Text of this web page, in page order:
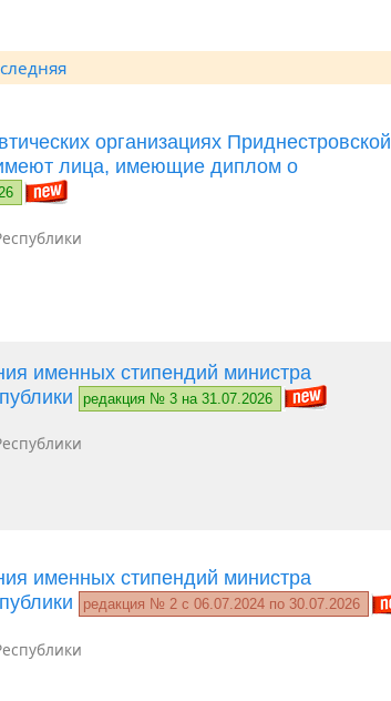
организациях Приднестровской
лица, имеющие диплом о
именных стипендий министра
редакция № 3 на 31.07.2026
именных стипендий министра
редакция № 2 c 06.07.2024 по 30.07.2026